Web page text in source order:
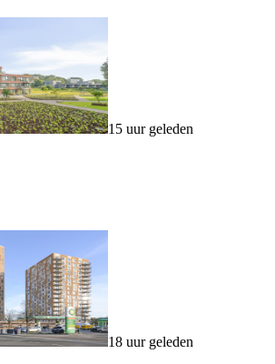
15 uur geleden
18 uur geleden